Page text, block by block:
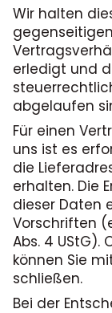
Wir halten
erledigt und
abgelaufen
Für einen
uns ist es
die
erhalten. Die
dieser Daten
Vorschriften
Abs. 4 UStG).
können Sie
schließen.
Bei der